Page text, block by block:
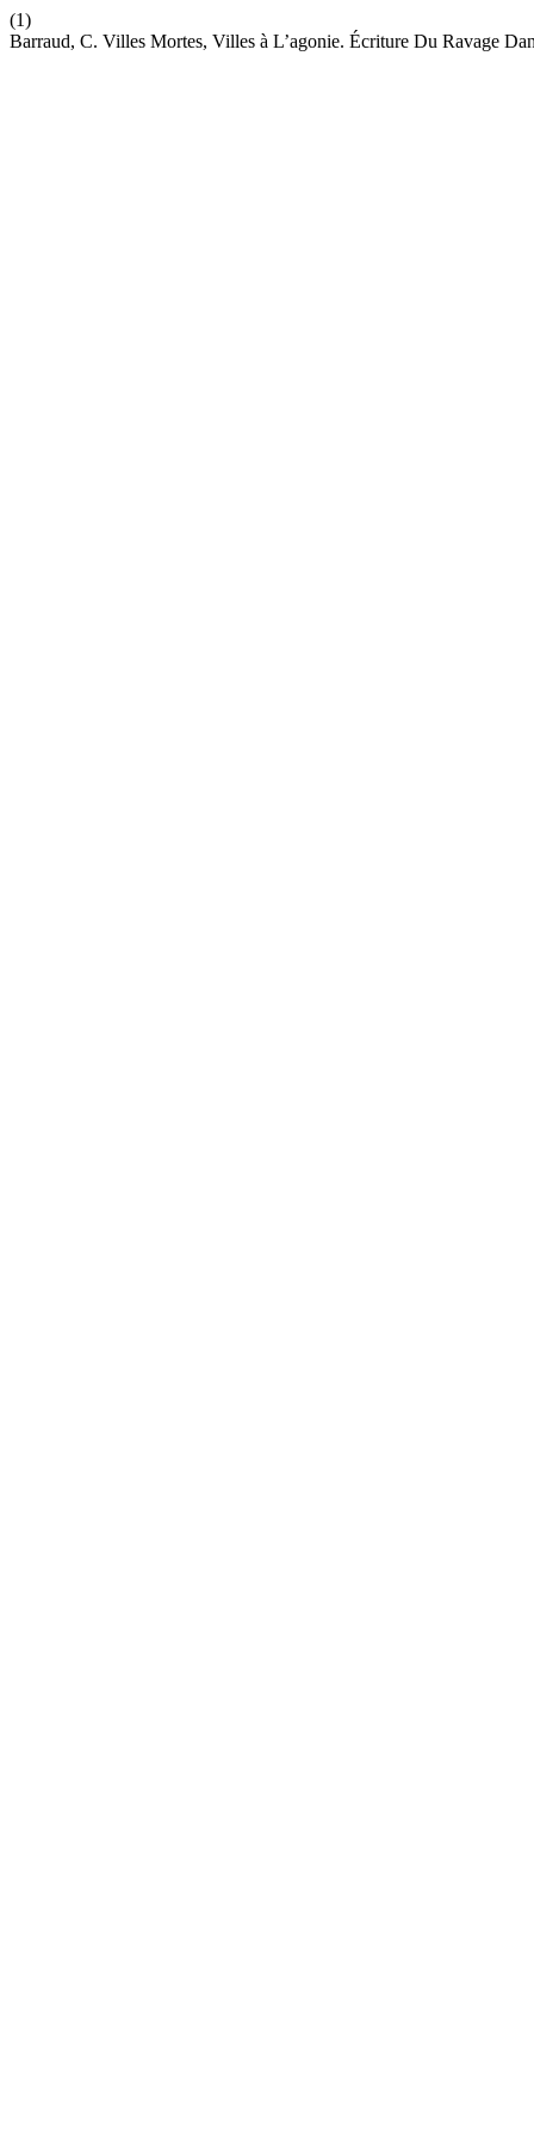
(1)
Barraud, C. Villes Mortes, Villes à L’agonie. Écriture Du Ravage